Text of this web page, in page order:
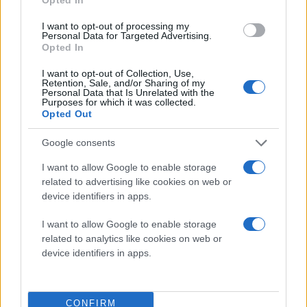
I want to opt-out of processing my
Personal Data for Targeted Advertising.
Opted In
I want to opt-out of Collection, Use,
Retention, Sale, and/or Sharing of my
Personal Data that Is Unrelated with the
Purposes for which it was collected.
Opted Out
Google consents
I want to allow Google to enable storage
related to advertising like cookies on web or
device identifiers in apps.
I want to allow Google to enable storage
related to analytics like cookies on web or
device identifiers in apps.
CONFIRM
Διαβάστε περισσότερα
Η Nike διέκοψε τη
Νεϊμάρ λόγω
σεξουαλικής
Ο Βραζιλιάνος σταρ
αρνήθηκε να συνεργαστεί